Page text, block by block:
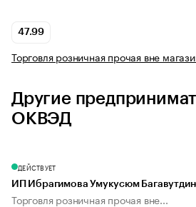
47.99
Торговля розничная прочая вне
Другие
ОКВЭД
ДЕЙСТВУЕТ
ИП Ибрагимова Умукусюм
Торговля розничная прочая вне...